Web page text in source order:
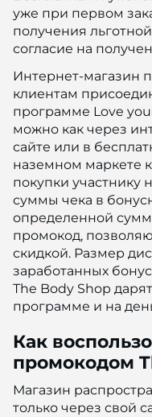
уже при первом
получения
согласие на
Интернет-магазин
клиентам
программе Love
можно как через
сайте или в
наземном маркете
покупки участнику
суммы чека в
определенной
промокод,
скидкой. Размер
заработанных
The Body Shop
программе и на
Как
промокодом
Магазин
только через свой